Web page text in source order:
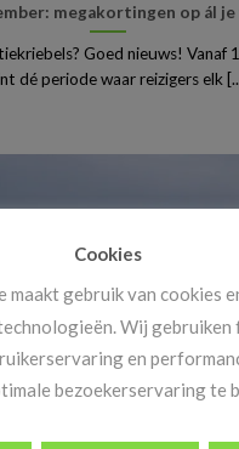
megakortingen op ál
Goed nieuws! Vanaf
dé periode waar reizigers elk
Cookies
maakt gebruik van cookies
Wij gebruiken
en
bezoekerservaring te